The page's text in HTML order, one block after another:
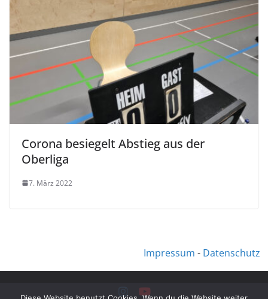
Corona besiegelt Abstieg aus der
Oberliga
7. März 2022
Impressum - Datenschutz